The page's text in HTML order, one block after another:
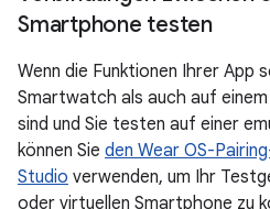
Smartphone testen
Wenn die Funktionen Ihrer App
Smartwatch als auch auf
sind und Sie testen auf einer
können Sie den Wear OS-
Studio verwenden, um Ihr
oder virtuellen Smartphone zu